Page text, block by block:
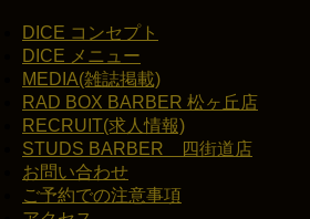
DICE コンセプト
DICE メニュー
MEDIA(雑誌掲載)
RAD BOX BARBER 松ヶ丘店
RECRUIT(求人情報)
STUDS BARBER 四街道店
お問い合わせ
ご予約での注意事項